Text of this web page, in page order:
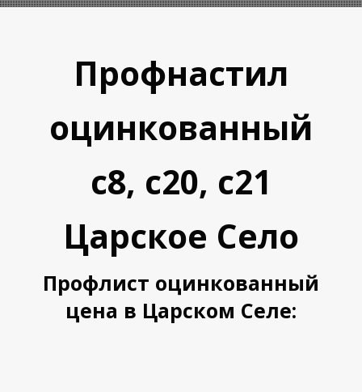
Профнастил
оцинкованный
с8, с20, с21
Царское Село
Профлист оцинкованный
цена в Царском Селе: